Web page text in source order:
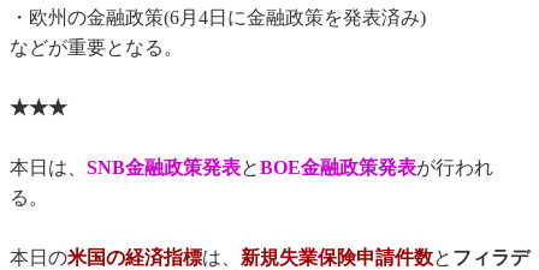
・欧州の金融政策(6月4日に金融政策を発表済み)
などが重要となる。
★★★
本日は、 SNB金融政策発表とBOE金融政策発表が行われ
る。
本日の米国の経済指標は、 新規失業保険申請件数と フィラデ